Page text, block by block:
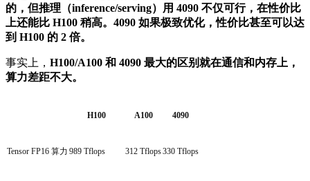
的，但推理（inference/serving）用 4090 不仅可行，在性价比
上还能比 H100 稍高。 4090 如果极致优化，性价比甚至可以达
到 H100 的 2 倍。
事实上， H100/A100 和 4090 最大的区别就在通信和内存上，
算力差距不大。
H100 A100 4090
Tensor FP16 算力 989 Tflops 312 Tflops330 Tflops